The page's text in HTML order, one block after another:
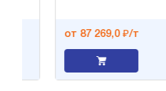
от 87 269,0 ₽/т